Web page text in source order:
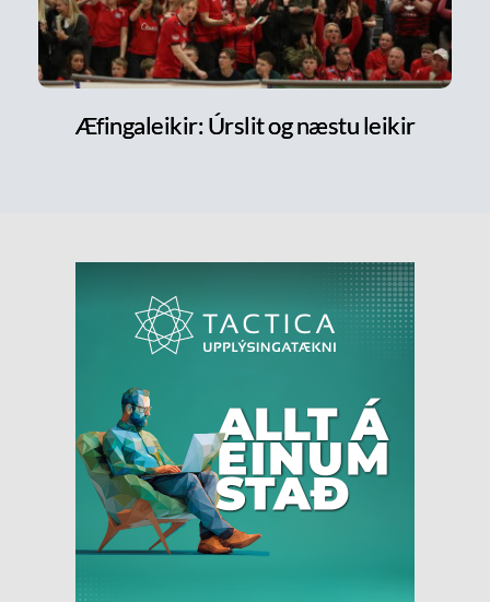
Æfingaleikir: Úrslit og næstu leikir